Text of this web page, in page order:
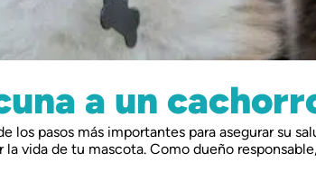
a un
los pasos más importantes para asegurar su
vida de tu mascota. Como dueño